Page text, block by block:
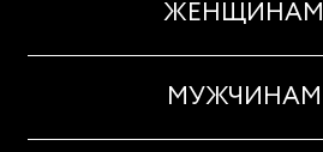
ЖЕНЩИНАМ
МУЖЧИНАМ